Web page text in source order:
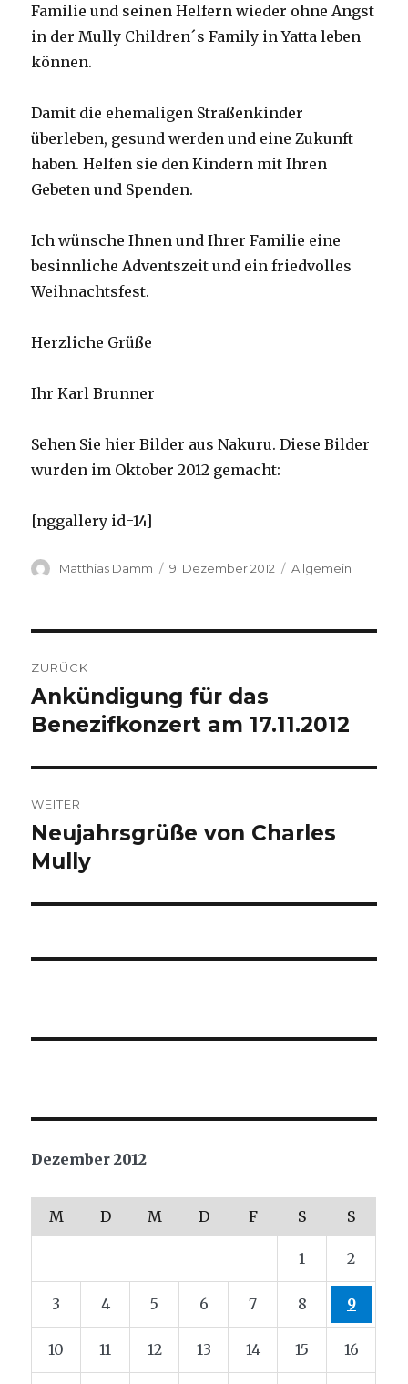
Familie und seinen Helfern wieder ohne Angst
in der Mully Children´s Family in Yatta leben
können.
Damit die ehemaligen Straßenkinder
überleben, gesund werden und eine Zukunft
haben. Helfen sie den Kindern mit Ihren
Gebeten und Spenden.
Ich wünsche Ihnen und Ihrer Familie eine
besinnliche Adventszeit und ein friedvolles
Weihnachtsfest.
Herzliche Grüße
Ihr Karl Brunner
Sehen Sie hier Bilder aus Nakuru. Diese Bilder
wurden im Oktober 2012 gemacht:
[nggallery id=14]
Autor
Matthias Damm
Veröffentlicht
9. Dezember 2012 Kategorien
Allgemein
ZURÜCK
Vorheriger
Beitrag:
Ankündigung für das
Benezifkonzert am 17.11.2012
WEITER
Nächster
Beitrag:
Neujahrsgrüße von Charles
Mully
Dezember 2012
M D M D F S S
1 2
3 4 5 6 7 8 9
10 11 12 13 14 15 16